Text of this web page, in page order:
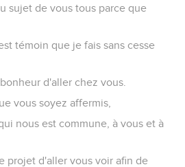
sujet de vous tous parce que
témoin que je fais sans cesse
d'aller chez vous.
vous soyez affermis,
nous est commune, à vous et à
projet d'aller vous voir afin de